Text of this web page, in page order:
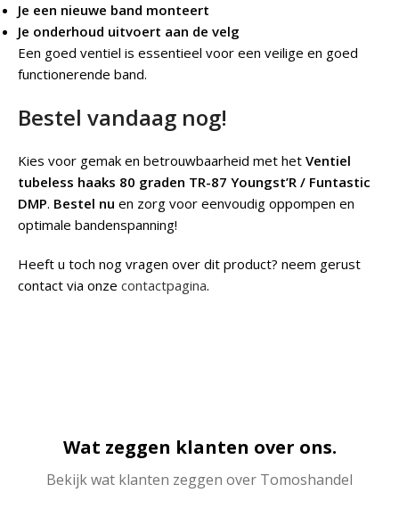
Je een nieuwe band monteert
Je onderhoud uitvoert aan de velg
Een goed ventiel is essentieel voor een veilige en goed
functionerende band.
Bestel vandaag nog!
Kies voor gemak en betrouwbaarheid met het Ventiel
tubeless haaks 80 graden TR-87 Youngst’R / Funtastic
DMP. Bestel nu en zorg voor eenvoudig oppompen en
optimale bandenspanning!
Heeft u toch nog vragen over dit product? neem gerust
contact via onze contactpagina.
Wat zeggen klanten over ons.
Bekijk wat klanten zeggen over Tomoshandel